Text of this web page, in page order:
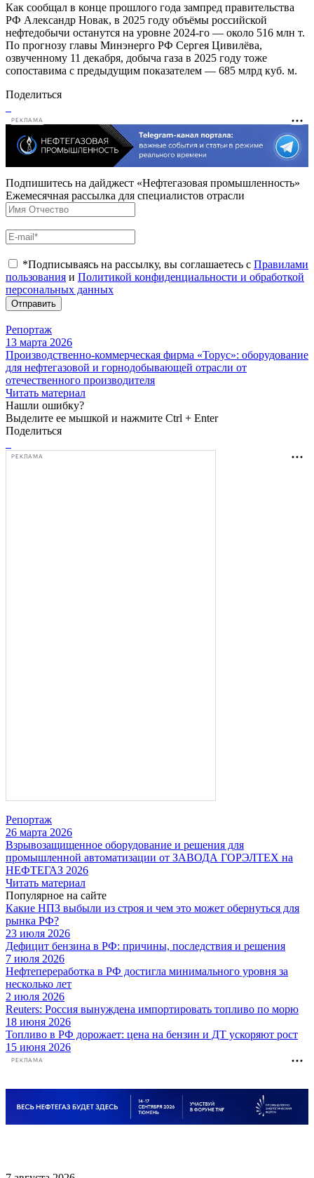
Как сообщал в конце прошлого года зампред правительства
РФ Александр Новак, в 2025 году объёмы российской
нефтедобычи останутся на уровне 2024-го — около 516 млн т.
По прогнозу главы Минэнерго РФ Сергея Цивилёва,
озвученному 11 декабря, добыча газа в 2025 году тоже
сопоставима с предыдущим показателем — 685 млрд куб. м.
Поделиться
РЕКЛАМА
Подпишитесь на дайджест «Нефтегазовая промышленность»
Ежемесячная рассылка для специалистов отрасли
*Подписываясь на рассылку, вы соглашаетесь с Правилами
пользования и Политикой конфиденциальности и обработкой
персональных данных
Отправить
Репортаж
13 марта 2026
Производственно-коммерческая фирма «Торус»: оборудование
для нефтегазовой и горнодобывающей отрасли от
отечественного производителя
Читать материал
Нашли ошибку?
Выделите ее мышкой и нажмите Ctrl + Enter
Поделиться
РЕКЛАМА
Репортаж
26 марта 2026
Взрывозащищенное оборудование и решения для
промышленной автоматизации от ЗАВОДА ГОРЭЛТЕХ на
НЕФТЕГАЗ 2026
Читать материал
Популярное на сайте
Какие НПЗ выбыли из строя и чем это может обернуться для
рынка РФ?
23 июля 2026
Дефицит бензина в РФ: причины, последствия и решения
7 июля 2026
Нефтепереработка в РФ достигла минимального уровня за
несколько лет
2 июля 2026
Reuters: Россия вынуждена импортировать топливо по морю
18 июня 2026
Топливо в РФ дорожает: цена на бензин и ДТ ускоряют рост
15 июня 2026
РЕКЛАМА